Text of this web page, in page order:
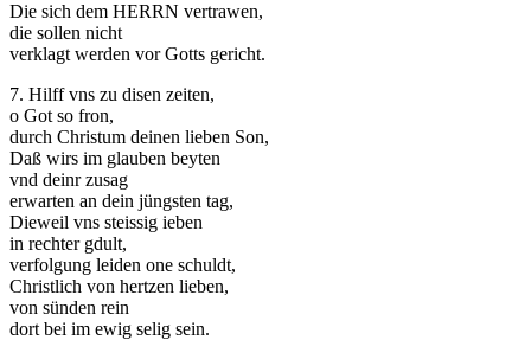
Die sich dem HERRN vertrawen,
die sollen nicht
verklagt werden vor Gotts gericht.
7. Hilff vns zu disen zeiten,
o Got so fron,
durch Christum deinen lieben Son,
Daß wirs im glauben beyten
vnd deinr zusag
erwarten an dein jüngsten tag,
Dieweil vns steissig ieben
in rechter gdult,
verfolgung leiden one schuldt,
Christlich von hertzen lieben,
von sünden rein
dort bei im ewig selig sein.